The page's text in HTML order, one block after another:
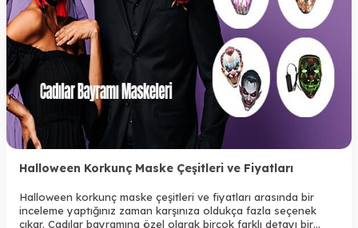
Halloween Korkunç Maske Çeşitleri ve Fiyatları
Halloween korkunç maske çeşitleri ve fiyatları arasında bir
inceleme yaptığınız zaman karşınıza oldukça fazla seçenek
çıkar. Cadılar bayramına özel olarak birçok farklı detayı bir